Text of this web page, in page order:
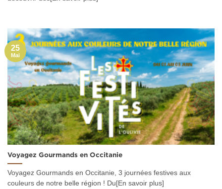
Voyagez Gourmands en Occitanie
Voyagez Gourmands en Occitanie, 3 journées festives aux
couleurs de notre belle région ! Du[En savoir plus]
25
Mai